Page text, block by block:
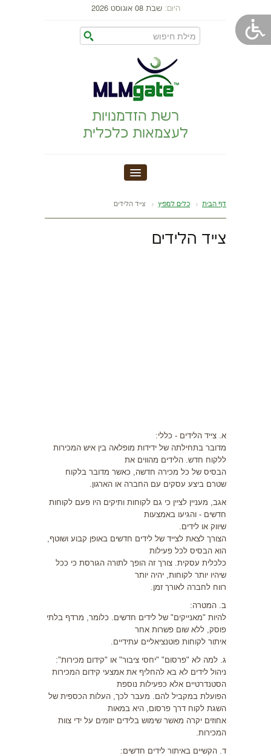
היום:שבת 08 אוגוסט 2026
רשת הזדמנויות
לעצמאות כלכלית
MLM GATE דף הבית כלים למפיץ צייד הלידים
צייד הלידים
א. צייד הלידים - כללי:
מדובר בתחילתה של ידידות מופלאה בין איש המכירות
ללקוח חדש. הלידים מהווים את
הבסיס של כל מכירה חדשה, כאשר מדובר בלקוח
שטרם ביצע עסקים עם החברה או הארגון.
אגב, מעניין לציין כי גם לקוחות ותיקים היו פעם לקוחות
חדשים - והגיעו באמצעות
שיווק או לידים.
הצורך לצאת לצייד של לידים חדשים באופן קבוע ושוטף,
הוא הבסיס לכל פעילות
כלכלית עסקית. צורך זה הופך לתורה הגורסת כי ככל
שיהיו יותר לקוחות, יהיה יותר
רווח לחברה לאורך זמן.
ב. המטרה:
להיות "מאנייקים" של לידים חדשים. כלומר, מרדף בלתי
פוסק, ללא שום פשרות אחר
איתור לקוחות פוטנציאליים עתידיים.
ג. למה לא "פרסום" "יחסי ציבור" או "קידום מכירות":
ניהול לידים לא בא להחליף את אמצעי קידום המכירות
הסטנדרטיים אלא כפעילות נוספת
הפועלת במקביל להם. מעבר לכך, העלות הכספית של
השגת לקוח דרך פרסום, היא במאות
אחוזים יקרה מאשר שימוש בלידים יזומים על ידי צוות
המכירות.
ד. הקשיים באיתור לידים חדשים: